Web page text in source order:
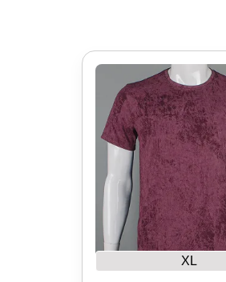
XL